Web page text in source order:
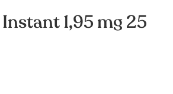
1,95 mg 25